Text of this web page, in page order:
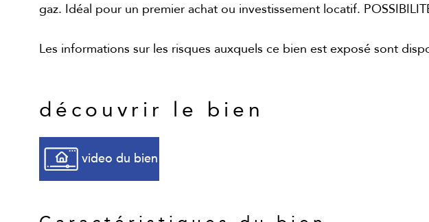
gaz. Idéal pour un premier achat ou investissement locatif.
Les informations sur les risques auxquels ce bien est exposé sont
découvrir le bien
video du bien